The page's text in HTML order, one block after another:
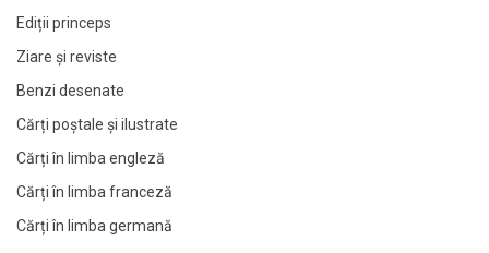
Ediții princeps
Ziare şi reviste
Benzi desenate
Cărți poștale și ilustrate
Cărți în limba engleză
Cărți în limba franceză
Cărți în limba germană